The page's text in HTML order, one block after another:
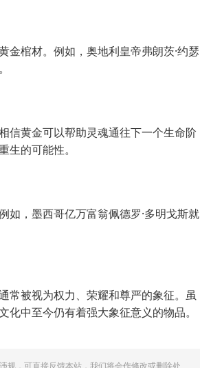
金棺材。例如，奥地利皇帝弗朗茨·约瑟
信黄金可以帮助灵魂通往下一个生命阶
的可能性。
如，墨西哥亿万富翁佩德罗·多明戈斯就
常被视为权力、荣耀和尊严的象征。虽
中至今仍有着强大象征意义的物品。
规，可直接反馈本站，我们将会作修改或删除处